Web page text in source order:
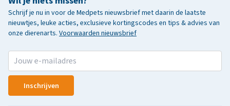
Schrijf je nu in voor de Medpets nieuwsbrief met daarin de laatste
nieuwtjes, leuke acties, exclusieve kortingscodes en tips & advies van
onze dierenarts. Voorwaarden nieuwsbrief
Inschrijven